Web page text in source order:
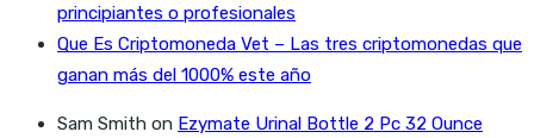
principiantes o profesionales
Que Es Criptomoneda Vet – Las tres criptomonedas que
ganan más del 1000% este año
Sam Smith on Ezymate Urinal Bottle 2 Pc 32 Ounce